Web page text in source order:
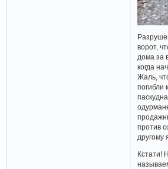
ворот,
дома за
когда
Жаль,
погибли
против
другому
Кстати!